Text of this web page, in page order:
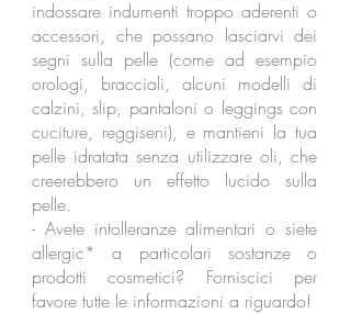
indossare indumenti troppo aderenti o
accessori, che possano lasciarvi dei
segni sulla pelle (come ad esempio
orologi, bracciali, alcuni modelli di
calzini, slip, pantaloni o leggings con
cuciture, reggiseni), e mantieni la tua
pelle idratata senza utilizzare oli, che
creerebbero un effetto lucido sulla
pelle.
- Avete intolleranze alimentari o siete
allergic* a particolari sostanze o
prodotti cosmetici? Forniscici per
favore tutte le informazioni a riguardo!